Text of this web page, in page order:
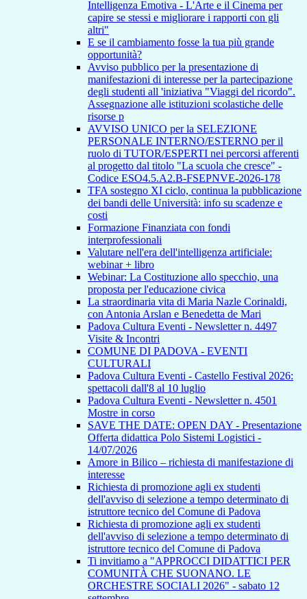
Intelligenza Emotiva - L'Arte e il Cinema per
capire se stessi e migliorare i rapporti con gli
altri"
E se il cambiamento fosse la tua più grande
opportunità?
Avviso pubblico per la presentazione di
manifestazioni di interesse per la partecipazione
degli studenti all 'iniziativa "Viaggi del ricordo".
Assegnazione alle istituzioni scolastiche delle
risorse p
AVVISO UNICO per la SELEZIONE
PERSONALE INTERNO/ESTERNO per il
ruolo di TUTOR/ESPERTI nei percorsi afferenti
al progetto dal titolo "La scuola che cresce" -
Codice ESO4.5.A2.B-FSEPNVE-2026-178
TFA sostegno XI ciclo, continua la pubblicazione
dei bandi delle Università: info su scadenze e
costi
Formazione Finanziata con fondi
interprofessionali
Valutare nell'era dell'intelligenza artificiale:
webinar + libro
Webinar: La Costituzione allo specchio, una
proposta per l'educazione civica
La straordinaria vita di Maria Nazle Corinaldi,
con Antonia Arslan e Benedetta de Mari
Padova Cultura Eventi - Newsletter n. 4497
Visite & Incontri
COMUNE DI PADOVA - EVENTI
CULTURALI
Padova Cultura Eventi - Castello Festival 2026:
spettacoli dall'8 al 10 luglio
Padova Cultura Eventi - Newsletter n. 4501
Mostre in corso
SAVE THE DATE: OPEN DAY - Presentazione
Offerta didattica Polo Sistemi Logistici -
14/07/2026
Amore in Bilico – richiesta di manifestazione di
interesse
Richiesta di promozione agli ex studenti
dell'avviso di selezione a tempo determinato di
istruttore tecnico del Comune di Padova
Richiesta di promozione agli ex studenti
dell'avviso di selezione a tempo determinato di
istruttore tecnico del Comune di Padova
Ti invitiamo a "APPROCCI DIDATTICI PER
COMUNITÀ CHE SUONANO. LE
ORCHESTRE SOCIALI 2026" - sabato 12